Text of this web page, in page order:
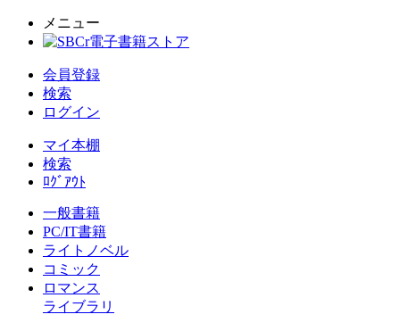
メニュー
会員登録
検索
ログイン
マイ本棚
検索
ﾛｸﾞｱｳﾄ
一般書籍
PC/IT書籍
ライトノベル
コミック
ロマンス
ライブラリ